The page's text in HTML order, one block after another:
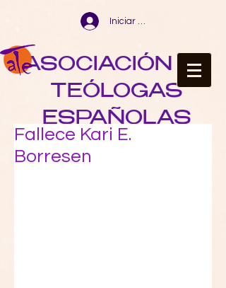
Iniciar sesión
ASOCIACIÓN DE
TEÓLOGAS
ESPAÑOLAS
Fallece Kari E.
Borresen